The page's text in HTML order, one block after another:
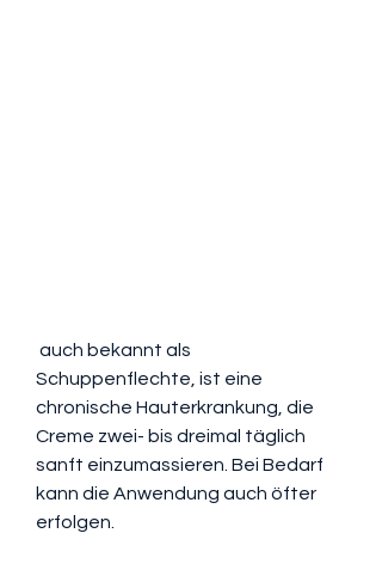
Schuppenflechte, ist eine
chronische Hauterkrankung, die
Creme zwei- bis dreimal täglich
sanft einzumassieren. Bei Bedarf
kann die Anwendung auch öfter
erfolgen.